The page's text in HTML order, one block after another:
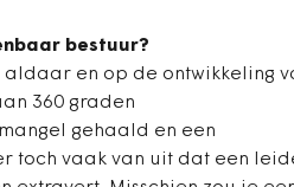
bestuur?
aldaar en op de ontwikkeling
360 graden
gehaald en een
toch vaak van uit dat een